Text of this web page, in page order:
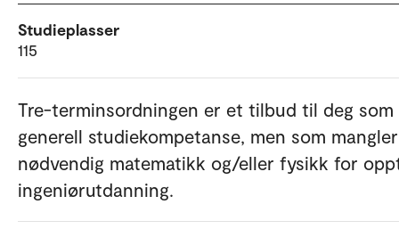
Studieplasser
115
Tre-terminsordningen er et tilbud til deg som
generell studiekompetanse, men som mangler
nødvendig matematikk og/eller fysikk for
ingeniørutdanning.